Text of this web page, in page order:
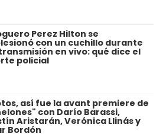
Perez Hilton se
con un cuchillo durante
en vivo: qué dice el
policial
así fue la avant premiere de
con Darío Barassi,
Aristarán, Verónica Llinás y
Bordón